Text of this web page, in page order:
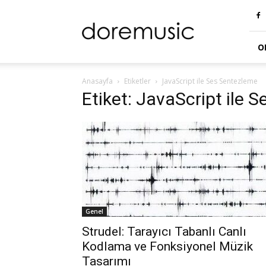
Blog
Anasayfa Etiketler JavaScript ile Ses Sentezleme
Etiket: JavaScript ile
Genel
Strudel: Tarayıcı Tabanlı Canlı
Kodlama ve Fonksiyonel Müzik
Tasarımı